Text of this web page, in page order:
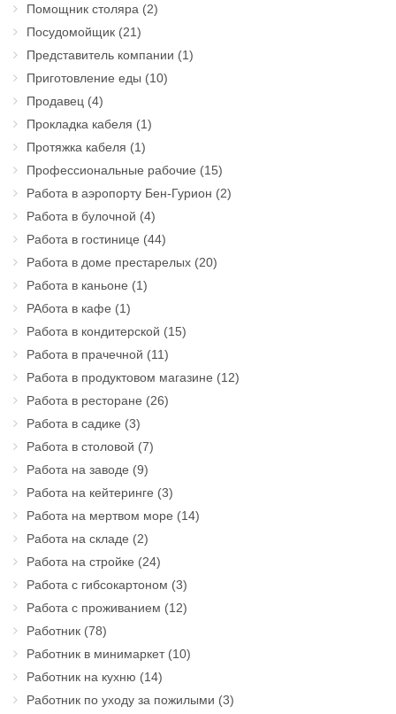
Помощник столяра (2)
Посудомойщик (21)
Представитель компании (1)
Приготовление еды (10)
Продавец (4)
Прокладка кабеля (1)
Протяжка кабеля (1)
Профессиональные рабочие (15)
Работа в аэропорту Бен-Гурион (2)
Работа в булочной (4)
Работа в гостинице (44)
Работа в доме престарелых (20)
Работа в каньоне (1)
РАбота в кафе (1)
Работа в кондитерской (15)
Работа в прачечной (11)
Работа в продуктовом магазине (12)
Работа в ресторане (26)
Работа в садике (3)
Работа в столовой (7)
Работа на заводе (9)
Работа на кейтеринге (3)
Работа на мертвом море (14)
Работа на складе (2)
Работа на стройке (24)
Работа с гибсокартоном (3)
Работа с проживанием (12)
Работник (78)
Работник в минимаркет(10)
Работник на кухню (14)
Работник по уходу за пожилыми (3)